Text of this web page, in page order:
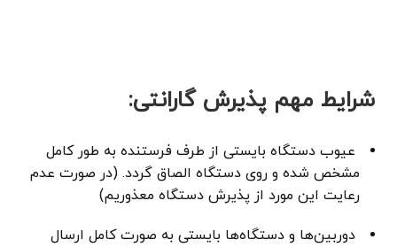
شرایط مهم پذیرش گارانتی:
عیوب دستگاه بایستی از طرف فرستنده به طور کامل
مشخص شده و روی دستگاه الصاق گردد. (در صورت عدم
رعایت این مورد از پذیرش دستگاه معذوریم)
دوربین‌ها و دستگاه‌ها بایستی به صورت کامل ارسال